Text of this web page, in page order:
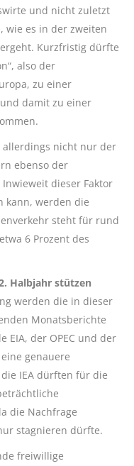
und nicht zuletzt
wie es in der zweiten
Kurzfristig dürfte
also der
zu einer
damit zu einer
allerdings nicht nur der
ebenso der
dieser Faktor
kann, werden die
steht für rund
6 Prozent des
Halbjahr stützen
werden die in dieser
Monatsberichte
EIA, der OPEC und der
genauere
die IEA dürften für die
die Nachfrage
stagnieren dürfte.
freiwillige